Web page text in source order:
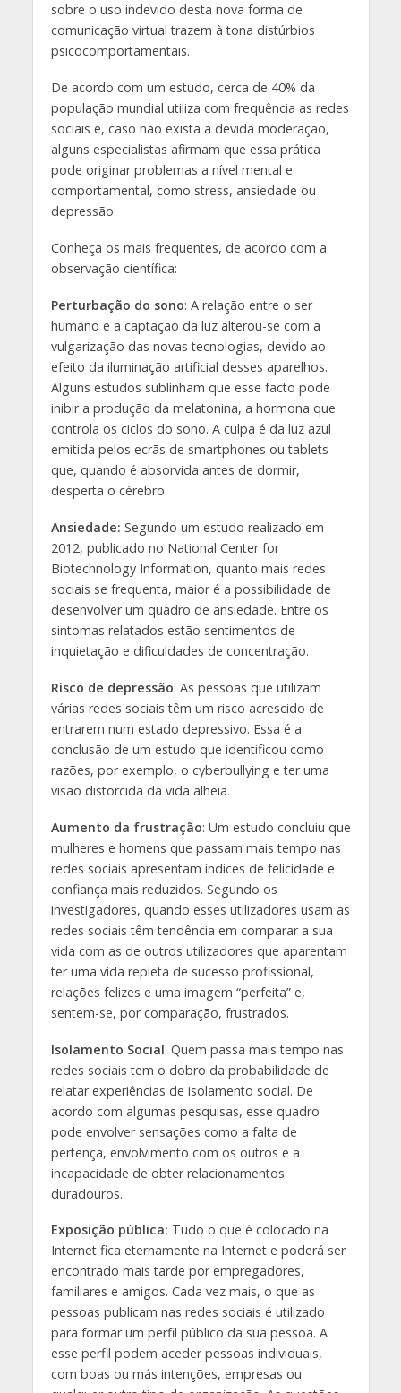
sobre o uso indevido desta nova forma de
comunicação virtual trazem à tona distúrbios
psicocomportamentais.
De acordo com um estudo, cerca de 40% da
população mundial utiliza com frequência as redes
sociais e, caso não exista a devida moderação,
alguns especialistas afirmam que essa prática
pode originar problemas a nível mental e
comportamental, como stress, ansiedade ou
depressão.
Conheça os mais frequentes, de acordo com a
observação científica:
Perturbação do sono: A relação entre o ser
humano e a captação da luz alterou-se com a
vulgarização das novas tecnologias, devido ao
efeito da iluminação artificial desses aparelhos.
Alguns estudos sublinham que esse facto pode
inibir a produção da melatonina, a hormona que
controla os ciclos do sono. A culpa é da luz azul
emitida pelos ecrãs de smartphones ou tablets
que, quando é absorvida antes de dormir,
desperta o cérebro.
Ansiedade: Segundo um estudo realizado em
2012, publicado no National Center for
Biotechnology Information, quanto mais redes
sociais se frequenta, maior é a possibilidade de
desenvolver um quadro de ansiedade. Entre os
sintomas relatados estão sentimentos de
inquietação e dificuldades de concentração.
Risco de depressão: As pessoas que utilizam
várias redes sociais têm um risco acrescido de
entrarem num estado depressivo. Essa é a
conclusão de um estudo que identificou como
razões, por exemplo, o cyberbullying e ter uma
visão distorcida da vida alheia.
Aumento da frustração: Um estudo concluiu que
mulheres e homens que passam mais tempo nas
redes sociais apresentam índices de felicidade e
confiança mais reduzidos. Segundo os
investigadores, quando esses utilizadores usam as
redes sociais têm tendência em comparar a sua
vida com as de outros utilizadores que aparentam
ter uma vida repleta de sucesso profissional,
relações felizes e uma imagem “perfeita” e,
sentem-se, por comparação, frustrados.
Isolamento Social: Quem passa mais tempo nas
redes sociais tem o dobro da probabilidade de
relatar experiências de isolamento social. De
acordo com algumas pesquisas, esse quadro
pode envolver sensações como a falta de
pertença, envolvimento com os outros e a
incapacidade de obter relacionamentos
duradouros.
Exposição pública: Tudo o que é colocado na
Internet fica eternamente na Internet e poderá ser
encontrado mais tarde por empregadores,
familiares e amigos. Cada vez mais, o que as
pessoas publicam nas redes sociais é utilizado
para formar um perfil público da sua pessoa. A
esse perfil podem aceder pessoas individuais,
com boas ou más intenções, empresas ou